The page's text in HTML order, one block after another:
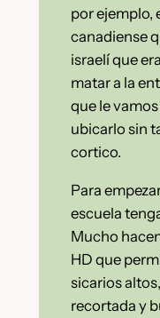
por ejemplo,
canadiense
israelí que
matar a la
que le
ubicarlo sin
cortico.
Para
escuela
Mucho
HD que
sicarios
recortada y